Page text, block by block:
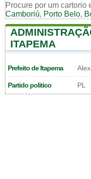
Procure por um cartorio
Camboriú, Porto Belo,
ITAPEMA
Prefeito de Itapema
Partido politico PL